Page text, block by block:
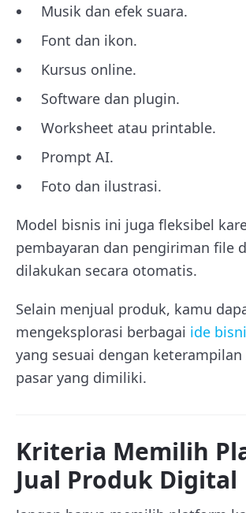
Musik dan efek suara.
Font dan ikon.
Kursus online.
Software dan plugin.
Worksheet atau printable.
Prompt AI.
Foto dan ilustrasi.
Model bisnis ini juga fleksibel
pembayaran dan pengiriman file
dilakukan secara otomatis.
Selain menjual produk, kamu
mengeksplorasi berbagai ide
yang sesuai dengan
pasar yang dimiliki.
Kriteria Memilih
Jual Produk Digital